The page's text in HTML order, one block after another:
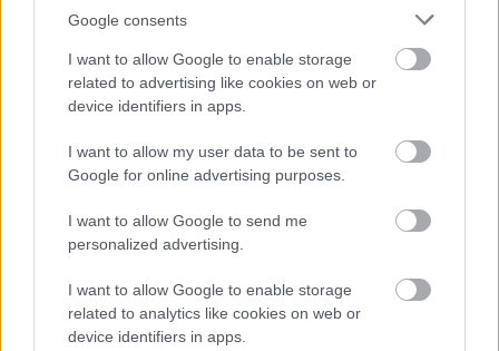
Google consents
I want to allow Google to enable storage
related to advertising like cookies on web or
device identifiers in apps.
I want to allow my user data to be sent to
Google for online advertising purposes.
I want to allow Google to send me
personalized advertising.
I want to allow Google to enable storage
related to analytics like cookies on web or
device identifiers in apps.
Piknik és bor
Hozzávalók a tökéletes élményhez
Csakúgy, mint a magassarkú cipő vagy a